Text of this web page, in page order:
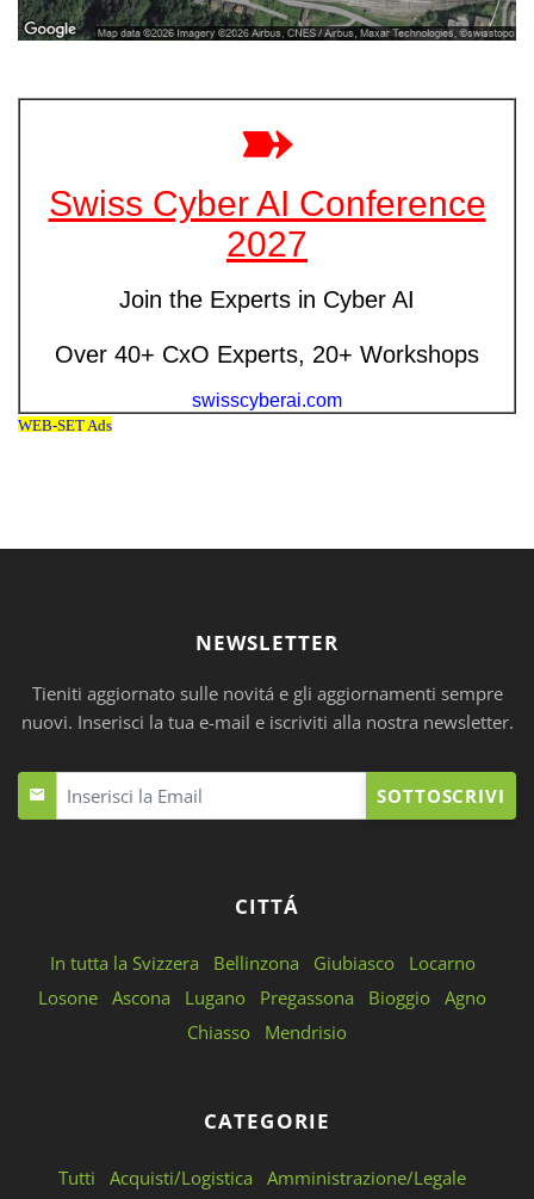
NEWSLETTER
Tieniti aggiornato sulle novitá e gli aggiornamenti sempre
nuovi. Inserisci la tua e-mail e iscriviti alla nostra newsletter.
SOTTOSCRIVI
CITTÁ
In tutta la Svizzera Bellinzona Giubiasco
Locarno
Losone Ascona Lugano Pregassona Bioggio Agno
Chiasso
Mendrisio
CATEGORIE
Tutti Acquisti/Logistica
Amministrazione/Legale